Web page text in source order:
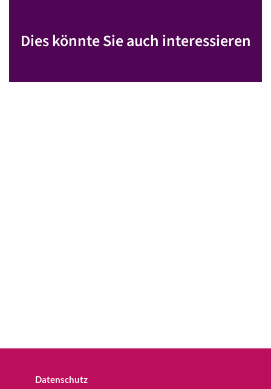
Dies könnte Sie auch interessieren
Datenschutz